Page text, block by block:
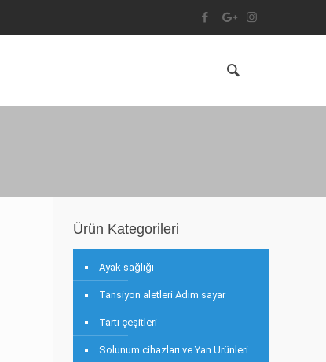
Ürün Kategorileri
Ayak sağlığı
Tansiyon aletleri Adım sayar
Tartı çeşitleri
Solunum cihazları ve Yan Ürünleri